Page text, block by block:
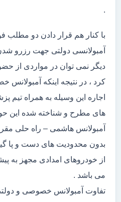
.
با کنار هم قرار دادن دو مطلب
آمبولانسی دولتی جهت رزرو
دیگر نمی توان در مواردی از
کرد ، در نتیجه اینکه
اجاره این وسیله به همراه تیم
های مطرح و شناخته شده این
آمبولانس هاشمی – راه حلی
بدون محدودیت های دست و پا
از خودروهای امدادی مجهز به
می باشد .
تفاوت آمبولانس خصوصی و